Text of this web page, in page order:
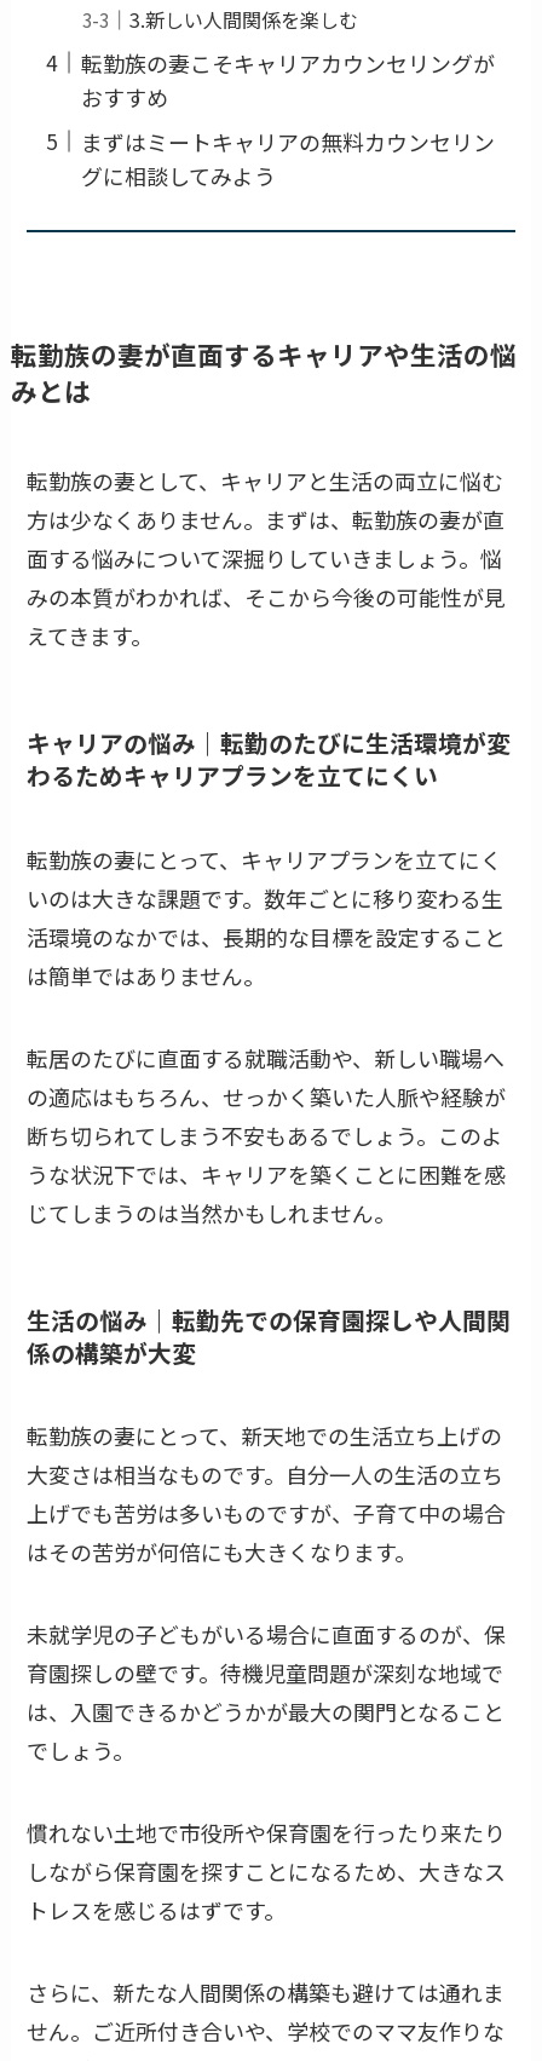
3.新しい人間関係を楽しむ
転勤族の妻こそキャリアカウンセリングが
おすすめ
まずはミートキャリアの無料カウンセリン
グに相談してみよう
転勤族の妻が直面するキャリアや生活の悩
みとは
転勤族の妻として、キャリアと生活の両立に悩む
方は少なくありません。まずは、転勤族の妻が直
面する悩みについて深掘りしていきましょう。悩
みの本質がわかれば、そこから今後の可能性が見
えてきます。
キャリアの悩み｜転勤のたびに生活環境が変
わるためキャリアプランを立てにくい
転勤族の妻にとって、キャリアプランを立てにく
いのは大きな課題です。数年ごとに移り変わる生
活環境のなかでは、長期的な目標を設定すること
は簡単ではありません。
転居のたびに直面する就職活動や、新しい職場へ
の適応はもちろん、せっかく築いた人脈や経験が
断ち切られてしまう不安もあるでしょう。このよ
うな状況下では、キャリアを築くことに困難を感
じてしまうのは当然かもしれません。
生活の悩み｜転勤先での保育園探しや人間関
係の構築が大変
転勤族の妻にとって、新天地での生活立ち上げの
大変さは相当なものです。自分一人の生活の立ち
上げでも苦労は多いものですが、子育て中の場合
はその苦労が何倍にも大きくなります。
未就学児の子どもがいる場合に直面するのが、保
育園探しの壁です。待機児童問題が深刻な地域で
は、入園できるかどうかが最大の関門となること
でしょう。
慣れない土地で市役所や保育園を行ったり来たり
しながら保育園を探すことになるため、大きなス
トレスを感じるはずです。
さらに、新たな人間関係の構築も避けては通れま
せん。ご近所付き合いや、学校でのママ友作りな